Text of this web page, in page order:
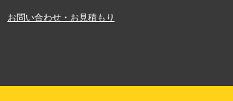
お問い合わせ・お見積もり